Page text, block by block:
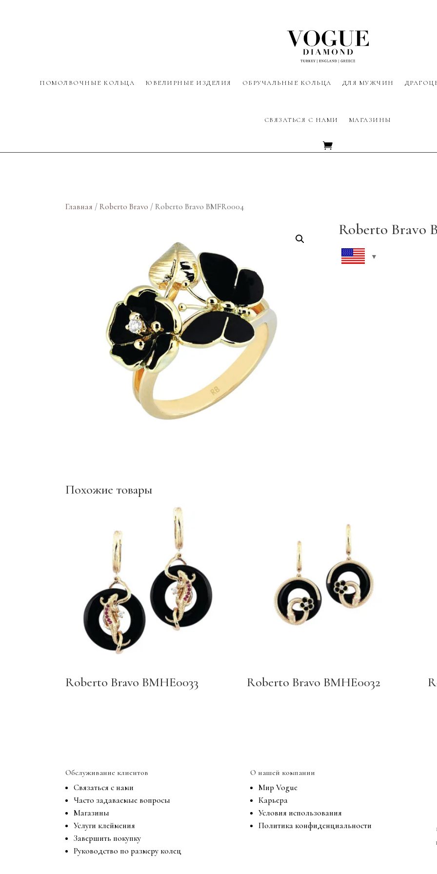
ПОМОЛВОЧНЫЕ КОЛЬЦА ЮВЕЛИРНЫЕ ИЗДЕЛИЯ ОБРУЧАЛЬНЫЕ КОЛЬЦА ДЛЯ МУЖЧИН
СВЯЗАТЬСЯ С НАМИ МАГАЗИНЫ
Главная /Roberto Bravo / Roberto Bravo BMFR0004
Roberto Bravo
Похожие товары
Roberto Bravo BMHE0033 Roberto Bravo BMHE0032
Обслуживание клиентов
Связаться с нами
Часто задаваемые вопросы
Магазины
Услуги клеймения
Завершить покупку
Руководство по размеру колец
О нашей компании
Мир Vogue
Карьера
Условия использования
Политика конфиденциальности